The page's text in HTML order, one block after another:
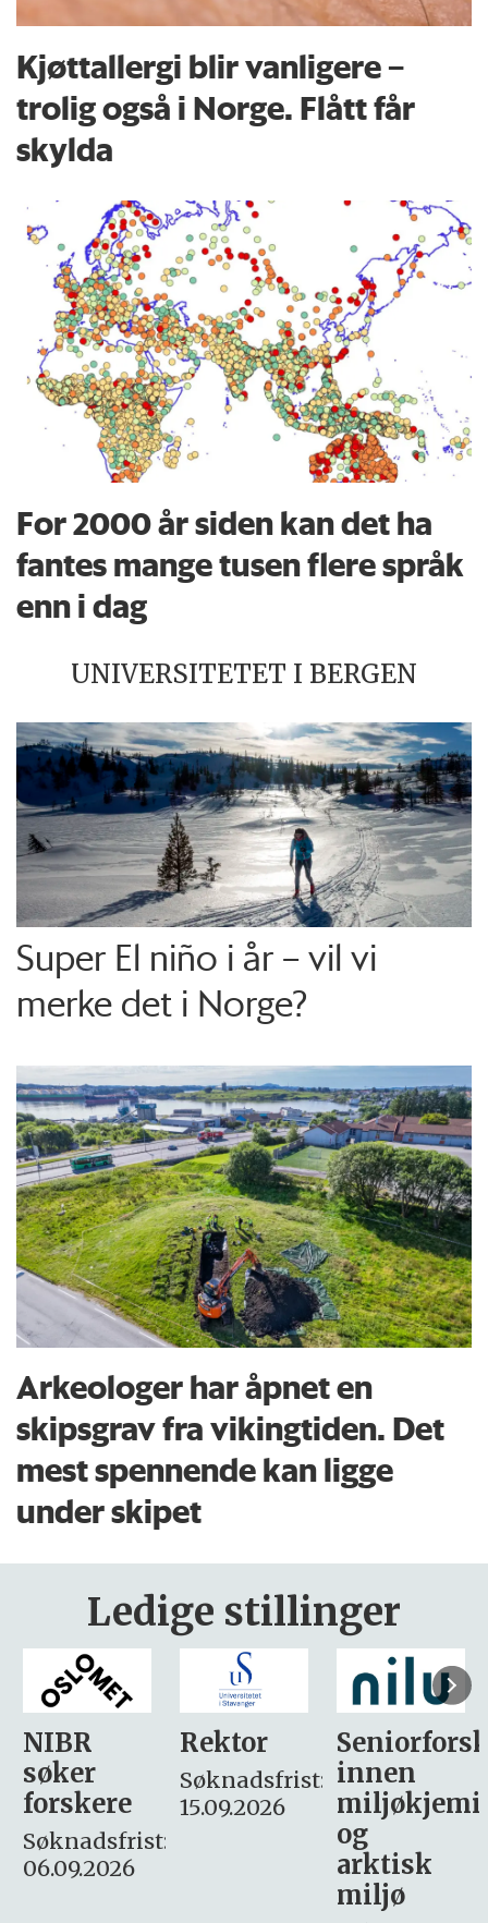
Kjøttallergi blir vanligere –
trolig også i Norge. Flått får
skylda
For 2000 år siden kan det ha
fantes mange tusen flere språk
enn i dag
UNIVERSITETET I BERGEN
Super El niño i år – vil vi
merke det i Norge?
Arkeologer har åpnet en
skipsgrav fra vikingtiden. Det
mest spennende kan ligge
under skipet
Ledige stillinger
Rektor
Søknadsfrist:
15.09.2026
Seniorforsker
innen
miljøkjemi
søker
– fast
Søknadsfrist:
16. august.